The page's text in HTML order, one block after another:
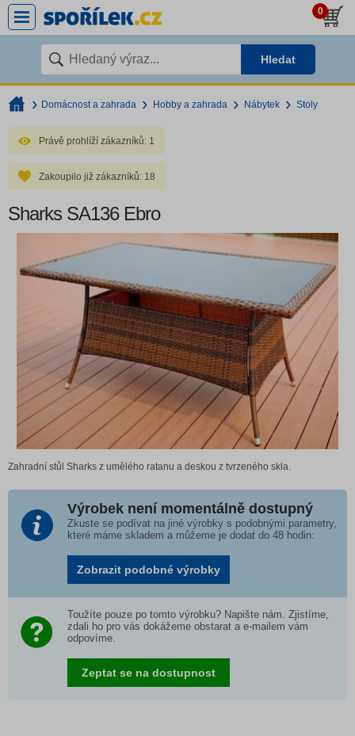
0
Hledat
Domácnost a zahrada Hobby a zahrada Nábytek Stoly
Právě prohlíží zákazníků: 1
Zakoupilo již zákazníků: 18
Sharks SA136 Ebro
Zahradní stůl Sharks z umělého ratanu a deskou z tvrzeného skla.
Výrobek není momentálně dostupný
Zkuste se podívat na jiné výrobky s podobnými parametry,
které máme skladem a můžeme je dodat do 48 hodin:
Zobrazit podobné výrobky
Toužíte pouze po tomto výrobku? Napište nám. Zjistíme,
zdali ho pro vás dokážeme obstarat a e-mailem vám
odpovíme.
Zeptat se na dostupnost